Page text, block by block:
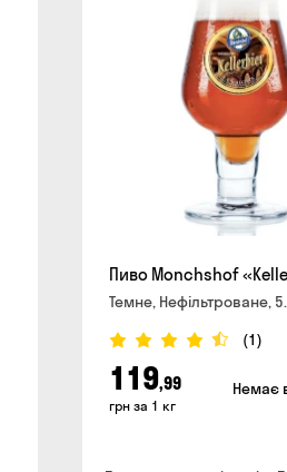
тривоги
Пиво Monchshof
Темне, Нефільтроване,
(1)
119,99
грн за 1 кг
Немає